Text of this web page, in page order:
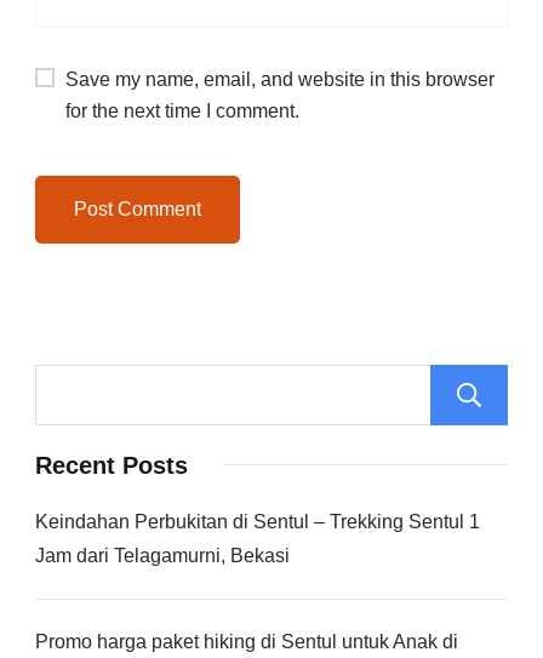
Save my name, email, and website in this browser
for the next time I comment.
Recent Posts
Keindahan Perbukitan di Sentul – Trekking Sentul 1
Jam dari Telagamurni, Bekasi
Promo harga paket hiking di Sentul untuk Anak di